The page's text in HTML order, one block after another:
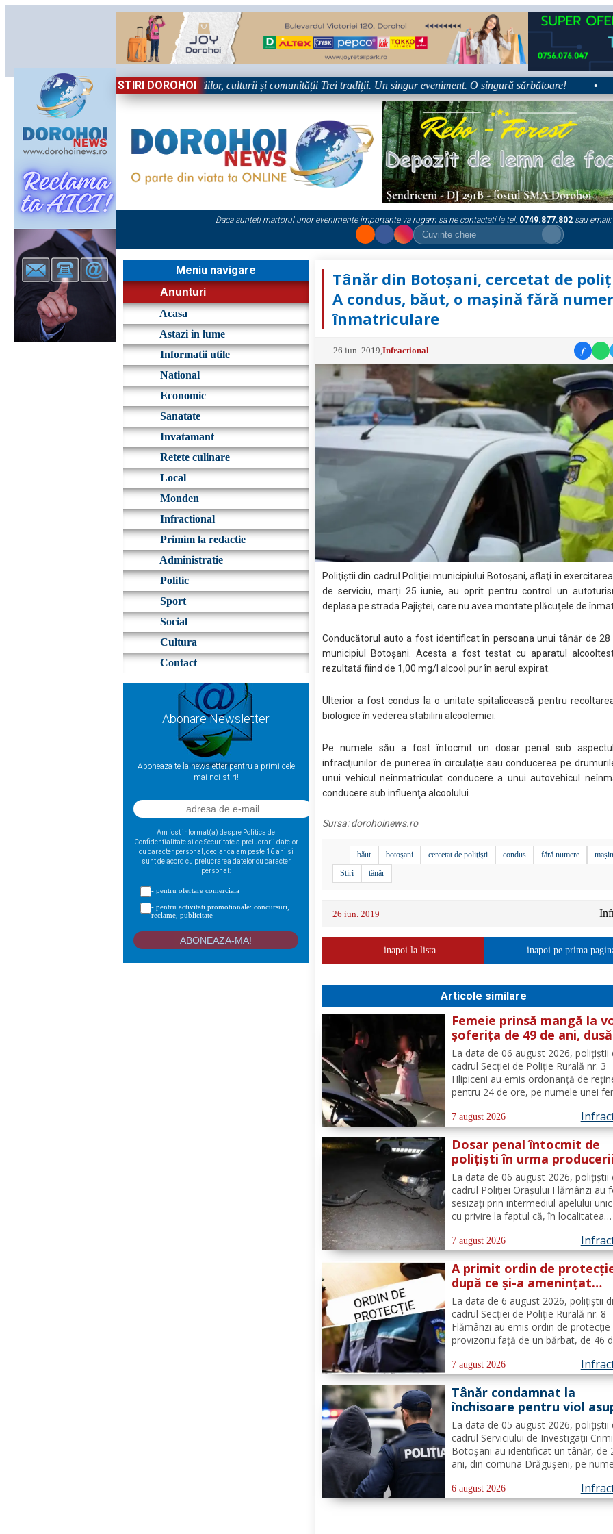
STIRI DOROHOI
Sărbătoare!” – trei zile dedicate tradițiilor, culturii și comunității Trei tradiții. Un singur eveniment. O singură sărbătoare! •
Daca sunteti martorul unor evenimente importante va rugam sa ne contactati la tel: 0749.877.802 sau email:
Meniu navigare
Anunturi
Acasa
Astazi in lume
Informatii utile
National
Economic
Sanatate
Invatamant
Retete culinare
Local
Monden
Infractional
Primim la redactie
Administratie
Politic
Sport
Social
Cultura
Contact
Abonare Newsletter
Aboneaza-te la newsletter pentru a primi cele
mai noi stiri!
Am fost informat(a) despre Politica de
Confidentialitate si de Securitate a prelucrarii datelor
cu caracter personal, declar ca am peste 16 ani si
sunt de acord cu prelucrarea datelor cu caracter
personal:
- pentru ofertare comerciala
- pentru activitati promotionale: concursuri,
reclame, publicitate
Tânăr din Botoșani, cercetat de
A condus, băut, o mașină fără
înmatriculare
26 iun. 2019 ,Infractional f
Poliţiştii din cadrul Poliţiei municipiului Botoşani, aflaţi în
de serviciu, marți 25 iunie, au oprit pentru control un
deplasa pe strada Pajiştei, care nu avea montate plăcuţele de
Conducătorul auto a fost identificat în persoana unui tânăr de 28
municipiul Botoşani. Acesta a fost testat cu aparatul
rezultată fiind de 1,00 mg/l alcool pur în aerul expirat.
Ulterior a fost condus la o unitate spitalicească pentru
biologice în vederea stabilirii alcoolemiei.
Pe numele său a fost întocmit un dosar penal sub
infracţiunilor de punerea în circulaţie sau conducerea pe
unui vehicul neînmatriculat conducere a unui autovehicul
conducere sub influenţa alcoolului.
Sursa:dorohoinews.ro
băut botoşani cercetat de poliţişti condus fără numere
Stiri
tânăr
26 iun. 2019
inapoi la lista inapoi pe prima
Articole similare
Femeie prinsă mangă la
șoferița de 49 de ani, dusă
direct în arest
La data de 06 august 2026, polițiștii
cadrul Secției de Poliție Rurală nr. 3
Hlipiceni au emis ordonanță de
pentru 24 de ore, pe numele unei
cercetată pentru comiterea
conducerea unui vehicul sub
alcoolului. În urma...
7 august 2026
Dosar penal întocmit de
polițiști în urma producerii
unui accidenr. Un șofer
lovit un cap de pod
La data de 06 august 2026, polițiștii
cadrul Poliției Orașului Flămânzi au
sesizați prin intermediul apelului
cu privire la faptul că, în localitatea
Din verificări a reieșit faptul că, în
se deplasa pe strada Tulburea din
7 august 2026
A primit ordin de
după ce și-a amenințat
partenera printr-o
de mesagerie
La data de 6 august 2026, polițiștii
cadrul Secției de Poliție Rurală nr. 8
Flămânzi au emis ordin de protecție
provizoriu față de un bărbat, de 46
teritoriul altui stat, și-ar fi amenințat
partenera, prin intermediul unor
transmise...
7 august 2026
Tânăr condamnat la
închisoare pentru viol
unui minor și pornografie
infantilă, identificat de
polițiști
La data de 05 august 2026, polițiștii
cadrul Serviciului de Investigații
Botoșani au identificat un tânăr, de
ani, din comuna Drăgușeni, pe
mandat de executare a pedepsei cu
închisoarea. Tânărul a fost
6 august 2026